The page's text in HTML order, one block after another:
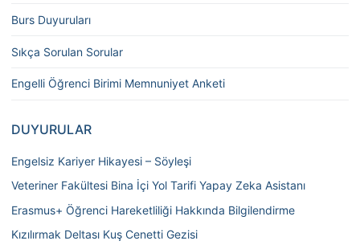
Burs Duyuruları
Sıkça Sorulan Sorular
Engelli Öğrenci Birimi Memnuniyet Anketi
DUYURULAR
Engelsiz Kariyer Hikayesi – Söyleşi
Veteriner Fakültesi Bina İçi Yol Tarifi Yapay Zeka Asistanı
Erasmus+ Öğrenci Hareketliliği Hakkında Bilgilendirme
Kızılırmak Deltası Kuş Cenetti Gezisi